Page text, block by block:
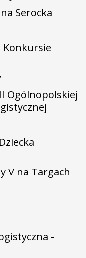
Serocka
Konkursie
Ogólnopolskiej
V na Targach
-